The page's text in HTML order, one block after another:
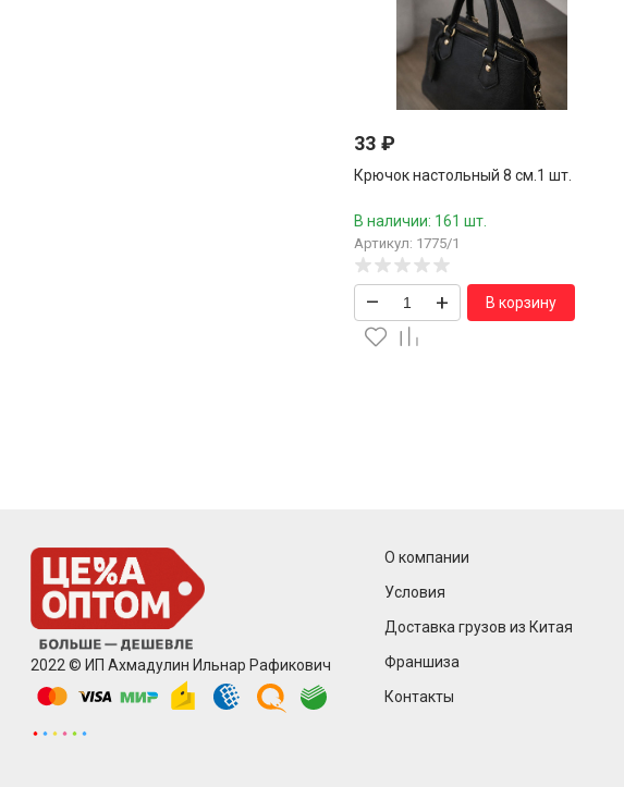
33 ₽
Крючок настольный 8 см.1 шт.
В наличии: 161 шт.
Артикул: 1775/1
– + В корзину
2022 © ИП Ахмадулин Ильнар Рафикович
О компании
Условия
Доставка грузов из Китая
Франшиза
Контакты